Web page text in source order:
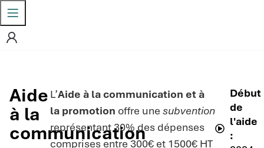
Aide
à la
communication
L’Aide à la communication et à
la promotion offre une subvention
représentant 30% des dépenses
comprises entre 300€ et 1500€ HT
Début
de
l'aide
: